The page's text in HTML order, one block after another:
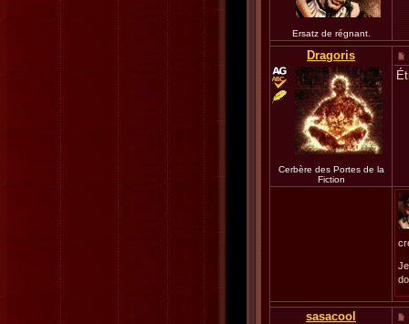
Ersatz de régnant.
Dragoris
Cerbère des Portes de la
Fiction
sasacool